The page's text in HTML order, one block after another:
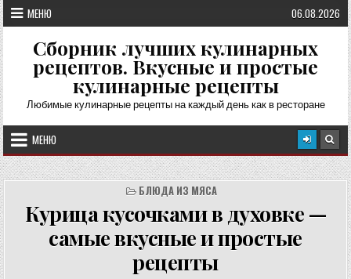
Перейти
к
содержимому
МЕНЮ 06.08.2026
Сборник лучших кулинарных
рецептов. Вкусные и простые
кулинарные рецепты
Любимые кулинарные рецепты на каждый день как в ресторане
МЕНЮ
БЛЮДА ИЗ МЯСА
Курица кусочками в духовке —
самые вкусные и простые
рецепты